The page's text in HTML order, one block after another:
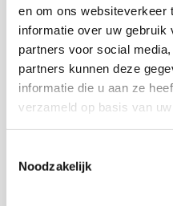
en om ons websiteverkeer
informatie over uw gebruik
partners voor social
partners kunnen deze
informatie die u aan ze
verzameld op basis van
Noodzakelijk
herhaalbare resultaten,
vonkenkappen en
zicht en de veiligheid
model zijn er opties zoals
afzuigaansluiting en
slijpmachines zich door